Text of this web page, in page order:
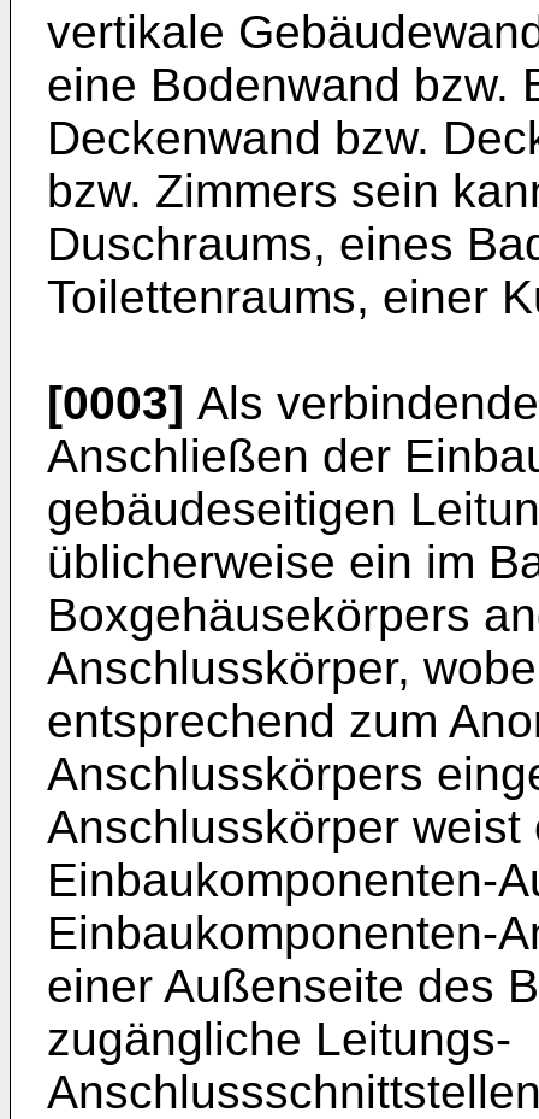
vertikale
eine Bodenwand bzw.
Deckenwand bzw.
bzw. Zimmers sein
Duschraums, eines
Toilettenraums, einer
[0003] Als
Anschließen der
gebäudeseitigen
üblicherweise ein im
Boxgehäusekörpers
Anschlusskörper,
entsprechend zum
Anschlusskörpers
Anschlusskörper weist
Einbaukomponenten-
Einbaukomponenten-
einer Außenseite des
zugängliche Leitungs-